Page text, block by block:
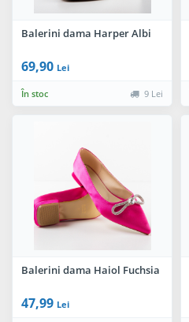
Balerini dama Harper Albi
69,90 Lei
În stoc 9 Lei
Balerini dama Haiol Fuchsia
47,99 Lei